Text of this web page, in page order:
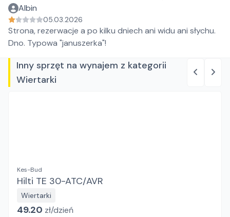
Albin
05.03.2026
Strona, rezerwacje a po kilku dniech ani widu ani słychu.
Dno. Typowa "januszerka"!
Inny sprzęt na wynajem z kategorii
Wiertarki
Kes-Bud
Hilti TE 30-ATC/AVR
Wiertarki
49.20 zł/dzień